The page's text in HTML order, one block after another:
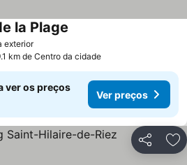
exteriorVer preços
la Plage
km de Centro da cidade
ver os preços
Ver preços
Partilhar